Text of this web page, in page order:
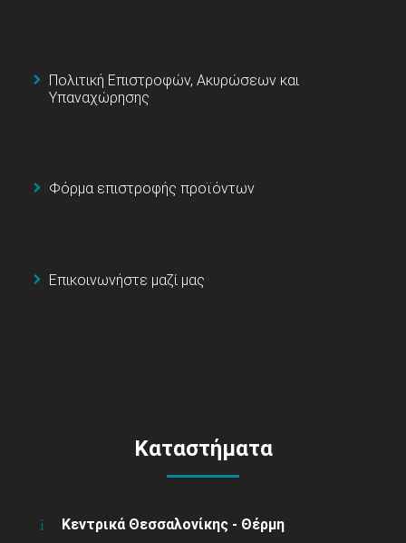
Πολιτική Επιστροφών, Ακυρώσεων και
Υπαναχώρησης
Φόρμα επιστροφής προϊόντων
Επικοινωνήστε μαζί μας
Καταστήματα
Κεντρικά Θεσσαλονίκης - Θέρμη